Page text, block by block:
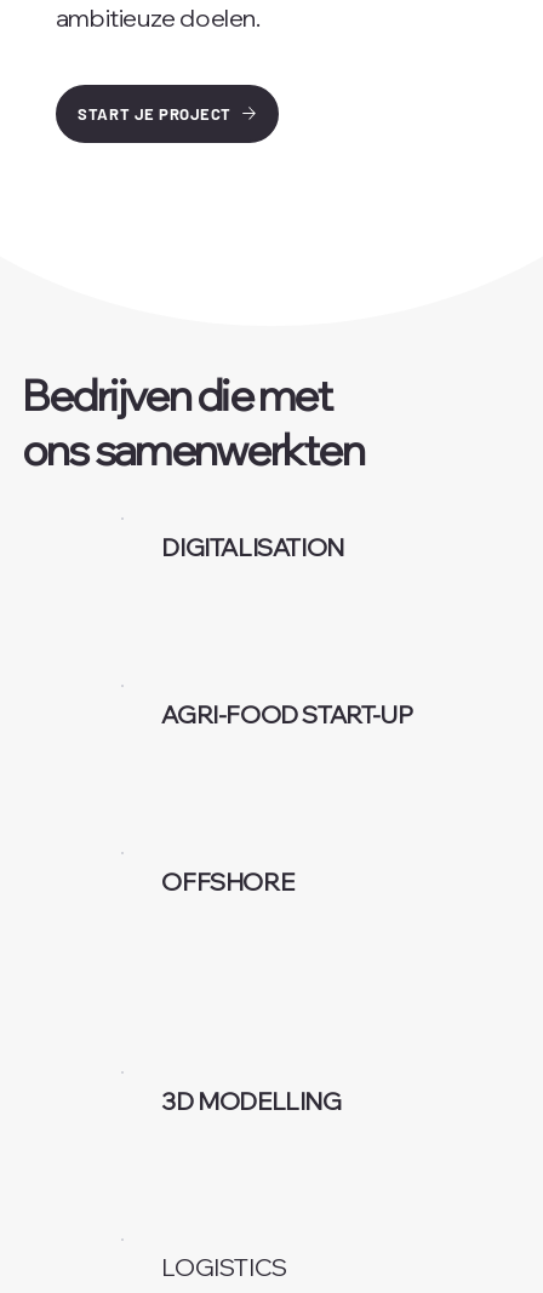
ambitieuze doelen.
START JE PROJECT
Bedrijven die met
ons samenwerkten
DIGITALISATION
AGRI-FOOD START-UP
OFFSHORE
3D MODELLING
LOGISTICS